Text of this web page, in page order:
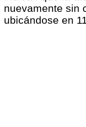
nuevamente sin
ubicándose en